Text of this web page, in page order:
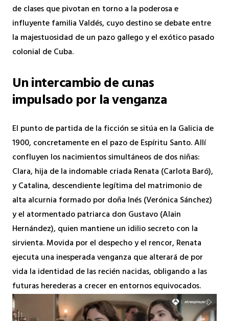
de clases que pivotan en torno a la poderosa e
influyente familia Valdés, cuyo destino se debate entre
la majestuosidad de un pazo gallego y el exótico pasado
colonial de Cuba.
Un intercambio de cunas
impulsado por la venganza
El punto de partida de la ficción se sitúa en la Galicia de
1900, concretamente en el pazo de Espíritu Santo. Allí
confluyen los nacimientos simultáneos de dos niñas:
Clara, hija de la indomable criada Renata (Carlota Baró),
y Catalina, descendiente legítima del matrimonio de
alta alcurnia formado por doña Inés (Verónica Sánchez)
y el atormentado patriarca don Gustavo (Alain
Hernández), quien mantiene un idilio secreto con la
sirvienta. Movida por el despecho y el rencor, Renata
ejecuta una inesperada venganza que alterará de por
vida la identidad de las recién nacidas, obligando a las
futuras herederas a crecer en entornos equivocados.